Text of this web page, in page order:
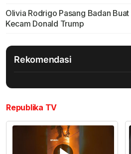
Olivia Rodrigo Pasang Badan
Kecam Donald Trump
Rekomendasi
Republika TV